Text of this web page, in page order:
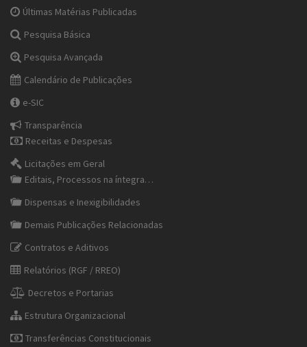
Últimas Matérias Publicadas
Pesquisa Básica
Pesquisa Avançada
Calendário de Publicações
e-SIC
Transparência
Receitas e Despesas
Licitações em Geral
Editais, Processos na íntegra…
Dispensas e Inexigibilidades
Demais Publicações Relacionadas
Contratos e Aditivos
Relatórios (RGF / RREO)
Decretos e Portarias
Estrutura Organizacional
Transferências Constitucionais